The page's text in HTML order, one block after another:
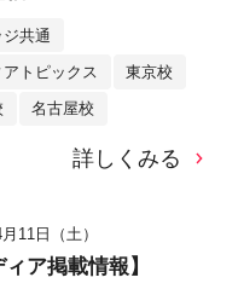
ジ共通
アトピックス 東京校
名古屋校
詳しくみる
11日（土）
ィア掲載情報】